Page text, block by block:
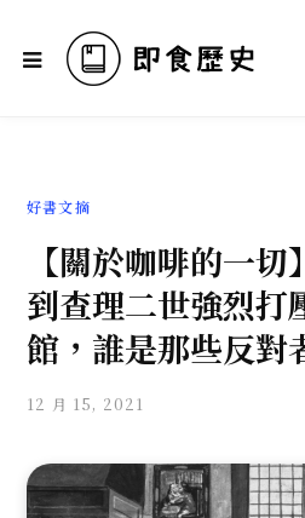
好書文摘
【關於咖啡的一
到查理二世強烈打
館，誰是那些反對
12 月 15, 2021